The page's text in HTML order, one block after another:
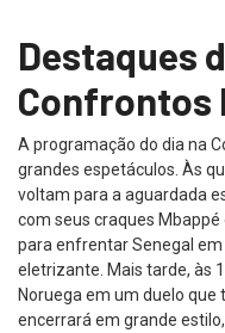
Destaques
Confrontos
A programação do dia na
grandes espetáculos. Às
voltam para a aguardada
com seus craques
para enfrentar Senegal
eletrizante. Mais tarde, às
Noruega em um duelo
encerrará em grande